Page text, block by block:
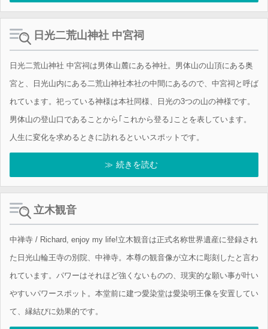
日光二荒山神社 中宮祠
日光二荒山神社 中宮祠は男体山麓にある神社。男体山の山頂にある奥
宮と、日光山内にある二荒山神社本社の中間にあるので、中宮祠と呼ば
れています。祀っている神様は本社同様、日光の3つの山の神様です。
男体山の登山口であることから｢これから登る｣ことを表しています。
人生に変化を求めるときに訪れるといいスポットです。
続きを読む
立木観音
中禅寺 / Richard, enjoy my life!立木観音は正式名称世界遺産に登録され
た日光山輪王寺の別院、中禅寺。本尊の観音像が立木に彫刻したと言わ
れています。パワーはそれほど強くないものの、現実的な願い事が叶い
やすいパワースポット。本堂前に建つ愛染堂は愛染明王像を安置してい
て、縁結びに効果的です。